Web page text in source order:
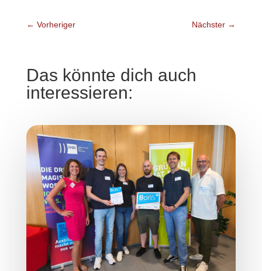
← Vorheriger Nächster →
Das könnte dich auch
interessieren: